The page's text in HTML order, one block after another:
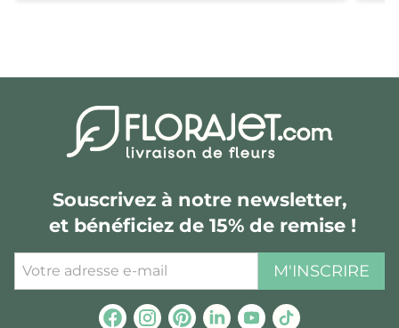
Souscrivez à notre newsletter,
et bénéficiez de 15% de remise !
M'INSCRIRE